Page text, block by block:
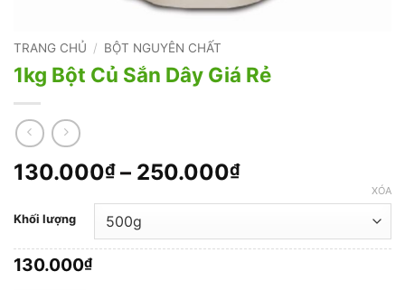
TRANG CHỦ / BỘT NGUYÊN CHẤT
1kg Bột Củ Sắn Dây Giá Rẻ
130.000₫ – 250.000₫Khoảng
130.000₫
đến
Khối lượng
XÓA
130.000₫